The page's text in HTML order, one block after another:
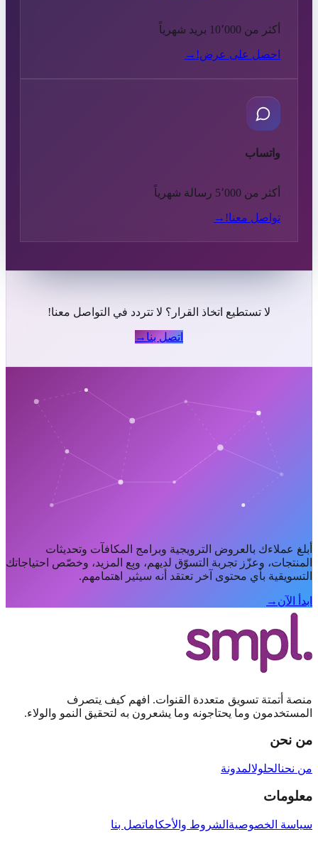
أكثر من 10٬000 بريد شهرياً
احصل على عرض! →
واتساب
أكثر من 5٬000 رسالة شهرياً
تواصل معنا! →
لا تستطيع اتخاذ القرار؟ لا تتردد في التواصل معنا!
اتصل بنا →
أبلغ عملاءك بالعروض الترويجية وبرامج المكافآت وتحديثات
المنتجات، وعزّز تجربة التسوّق لديهم، وبِع المزيد، وخصّص احتياجاتك
التسويقية بأي محتوى آخر تعتقد أنه سيثير اهتمامهم.
ابدأ الآن →
منصة أتمتة تسويق متعددة القنوات. افهم كيف يتصرف
المستخدمون وما يحتاجونه وما يشعرون به لتحقيق النمو والولاء.
من نحن
من نحنالحلولالمدونة
معلومات
سياسة الخصوصية الشروط والأحكاماتصل بنا